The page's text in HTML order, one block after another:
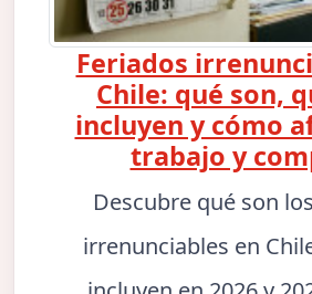
Feriados
Chile: qué son,
incluyen y cómo
trabajo y
Descubre qué son
irrenunciables en